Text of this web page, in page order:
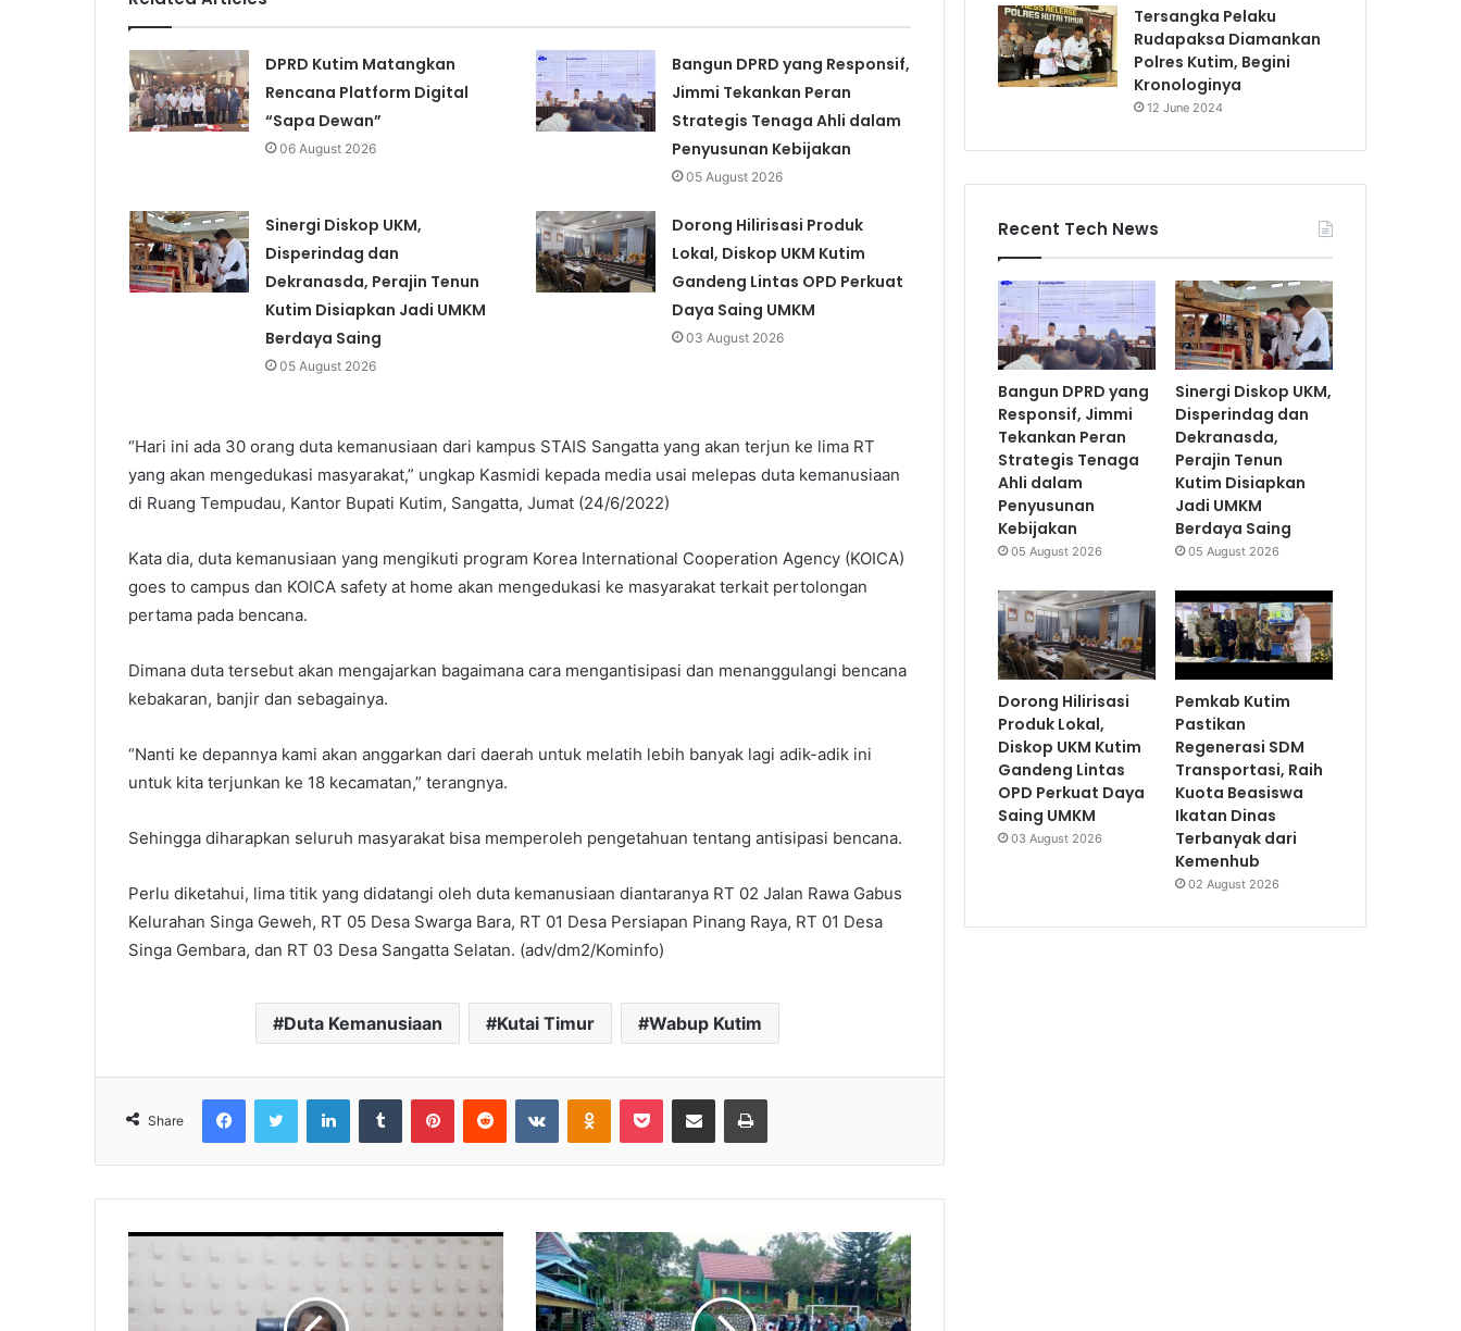
DPRD Kutim Matangkan
Rencana Platform Digital
“Sapa Dewan”
06 August 2026
Bangun DPRD yang Responsif,
Jimmi Tekankan Peran
Strategis Tenaga Ahli dalam
Penyusunan Kebijakan
05 August 2026
Sinergi Diskop UKM,
Disperindag dan
Dekranasda, Perajin Tenun
Kutim Disiapkan Jadi UMKM
Berdaya Saing
05 August 2026
Dorong Hilirisasi Produk
Lokal, Diskop UKM Kutim
Gandeng Lintas OPD Perkuat
Daya Saing UMKM
03 August 2026
“Hari ini ada 30 orang duta kemanusiaan dari kampus STAIS Sangatta yang akan terjun ke lima RT
yang akan mengedukasi masyarakat,” ungkap Kasmidi kepada media usai melepas duta kemanusiaan
di Ruang Tempudau, Kantor Bupati Kutim, Sangatta, Jumat (24/6/2022)
Kata dia, duta kemanusiaan yang mengikuti program Korea International Cooperation Agency (KOICA)
goes to campus dan KOICA safety at home akan mengedukasi ke masyarakat terkait pertolongan
pertama pada bencana.
Dimana duta tersebut akan mengajarkan bagaimana cara mengantisipasi dan menanggulangi bencana
kebakaran, banjir dan sebagainya.
“Nanti ke depannya kami akan anggarkan dari daerah untuk melatih lebih banyak lagi adik-adik ini
untuk kita terjunkan ke 18 kecamatan,” terangnya.
Sehingga diharapkan seluruh masyarakat bisa memperoleh pengetahuan tentang antisipasi bencana.
Perlu diketahui, lima titik yang didatangi oleh duta kemanusiaan diantaranya RT 02 Jalan Rawa Gabus
Kelurahan Singa Geweh, RT 05 Desa Swarga Bara, RT 01 Desa Persiapan Pinang Raya, RT 01 Desa
Singa Gembara, dan RT 03 Desa Sangatta Selatan. (adv/dm2/Kominfo)
Duta Kemanusiaan Kutai Timur Wabup Kutim
Share
Tersangka Pelaku
Rudapaksa Diamankan
Polres Kutim, Begini
Kronologinya
12 June 2024
Recent Tech News
Bangun DPRD yang
Responsif, Jimmi
Tekankan Peran
Strategis Tenaga
Ahli dalam
Penyusunan
Kebijakan
05 August 2026
Sinergi Diskop UKM,
Disperindag dan
Dekranasda,
Perajin Tenun
Kutim Disiapkan
Jadi UMKM
Berdaya Saing
05 August 2026
Dorong Hilirisasi
Produk Lokal,
Diskop UKM Kutim
Gandeng Lintas
OPD Perkuat Daya
Saing UMKM
03 August 2026
Pemkab Kutim
Pastikan
Regenerasi SDM
Transportasi, Raih
Kuota Beasiswa
Ikatan Dinas
Terbanyak dari
Kemenhub
02 August 2026